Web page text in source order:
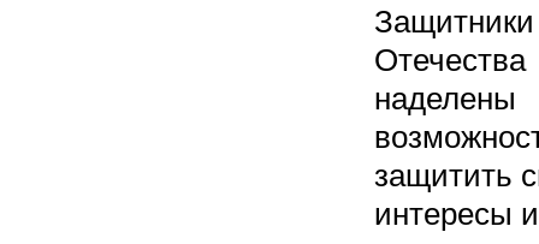
Защитники
Отечества
наделены
защитить
интересы и